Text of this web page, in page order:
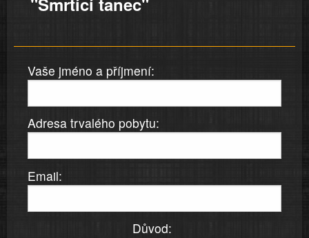
Vaše jméno a příjmení:
Adresa trvalého pobytu:
Email:
Důvod: